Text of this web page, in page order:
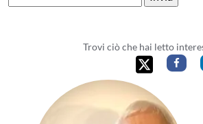
Trovi ciò che hai letto